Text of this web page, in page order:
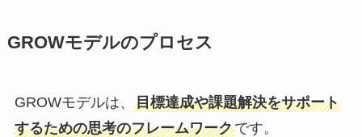
GROWモデルのプロセス
GROWモデルは、 目標達成や課題解決をサポート
するための思考のフレームワークです。